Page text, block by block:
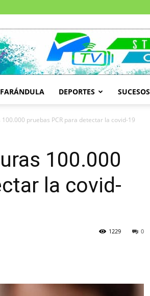
FARÁNDULA DEPORTES SUCESOS
pruebas PCR para detectar la covid-19
100.000
la covid-
0
1229